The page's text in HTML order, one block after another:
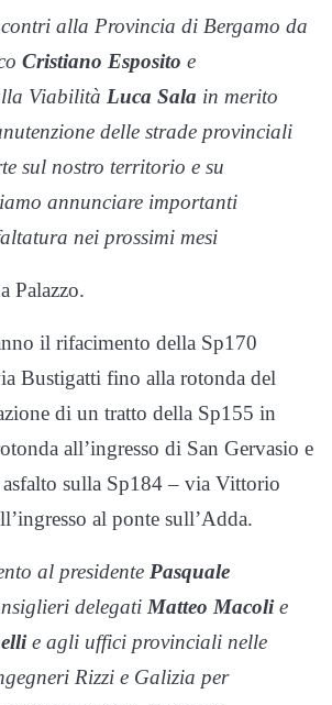
alla Provincia di Bergamo da
Cristiano Esposito e
Viabilità Luca Sala in merito
delle strade provinciali
sul nostro territorio e su
annunciare importanti
nei prossimi mesi
Palazzo.
il rifacimento della Sp170
Bustigatti fino alla rotonda del
di un tratto della Sp155 in
all’ingresso di San Gervasio e
sulla Sp184 – via Vittorio
al ponte sull’Adda.
al presidente Pasquale
delegatiMatteo Macolie
e agli uffici provinciali nelle
Rizzi e Galizia per